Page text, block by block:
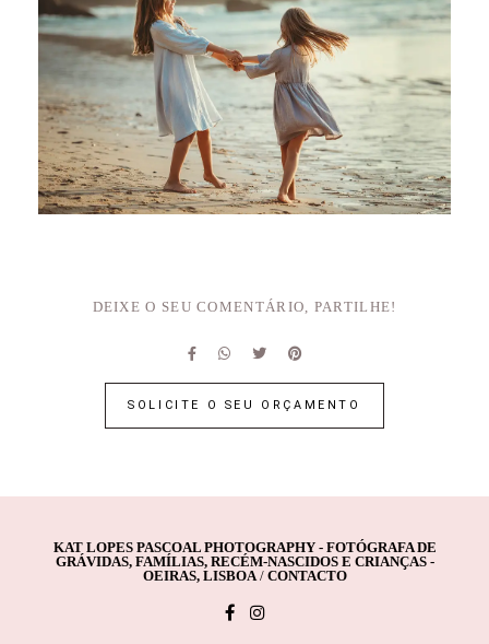
DEIXE O SEU COMENTÁRIO, PARTILHE!
SOLICITE O SEU ORÇAMENTO
KAT LOPES PASCOAL PHOTOGRAPHY - FOTÓGRAFA DE
GRÁVIDAS, FAMÍLIAS, RECÉM-NASCIDOS E CRIANÇAS -
OEIRAS, LISBOA/ CONTACTO